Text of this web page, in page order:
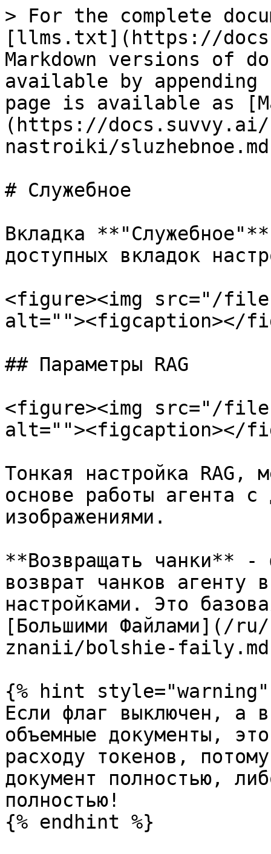
> For the complete
[llms.txt](https://
Markdown versions of
available by
page is available as
(https://docs.suvvy.ai/
nastroiki/
# Служебное
Вкладка
доступных вкладок
<figure><img src="/files/
alt=""><figcaption></
## Параметры RAG
<figure><img src="/files/
alt=""><figcaption></
Тонкая настройка RAG,
основе работы агента с
изображениями.
**Возвращать чанки** -
возврат чанков агенту
настройками. Это
[Большими Файлами](/
znanii/bolshie-
{% hint style="warning"
Если флаг выключен, а
объемные документы,
расходу токенов,
документ полностью,
полностью!
{% endhint %}